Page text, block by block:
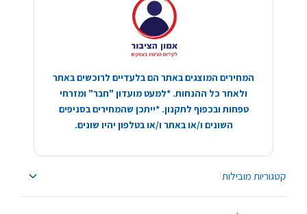
קטגוריות מובילות
המחירים המוצגים באתר הם בלעדיים לרוכשים באתר
ולאחר כל ההנחות. *למעט מועדון "חבר" ומזרחי
טפחות ובכפוף לתקנון. *ייתכן שהמחירים בסניפים
השונים ו/או באתר ו/או בטלפון יהיו שונים.